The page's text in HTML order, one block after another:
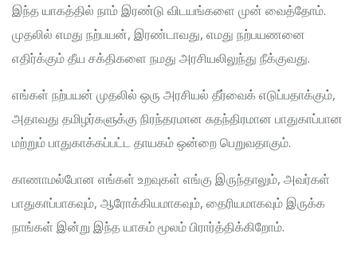
இந்த யாகத்தில் நாம் இரண்டு விடயங்களை முன் வைத்தோம்.
முதலில் எமது நற்பயன், இரண்டாவது, எமது நற்பயணனை
எதிர்க்கும் தீய சக்திகளை நமது அரசியலிலுந்து நீக்குவது.
எங்கள் நற்பயன் முதலில் ஒரு அரசியல் தீர்வைக் எடுப்பதாக்கும்,
அதாவது தமிழர்களுக்கு நிரந்தரமான சுதந்திரமான பாதுகாப்பான
மற்றும் பாதுகாக்கப்பட்ட தாயகம் ஒன்றை பெறுவதாகும்.
காணாமல்போன எங்கள் உறவுகள் எங்கு இருந்தாலும், அவர்கள்
பாதுகாப்பாகவும், ஆரோக்கியமாகவும், தைரியமாகவும் இருக்க
நாங்கள் இன்று இந்த யாகம் மூலம் பிரார்த்திக்கிறோம்.